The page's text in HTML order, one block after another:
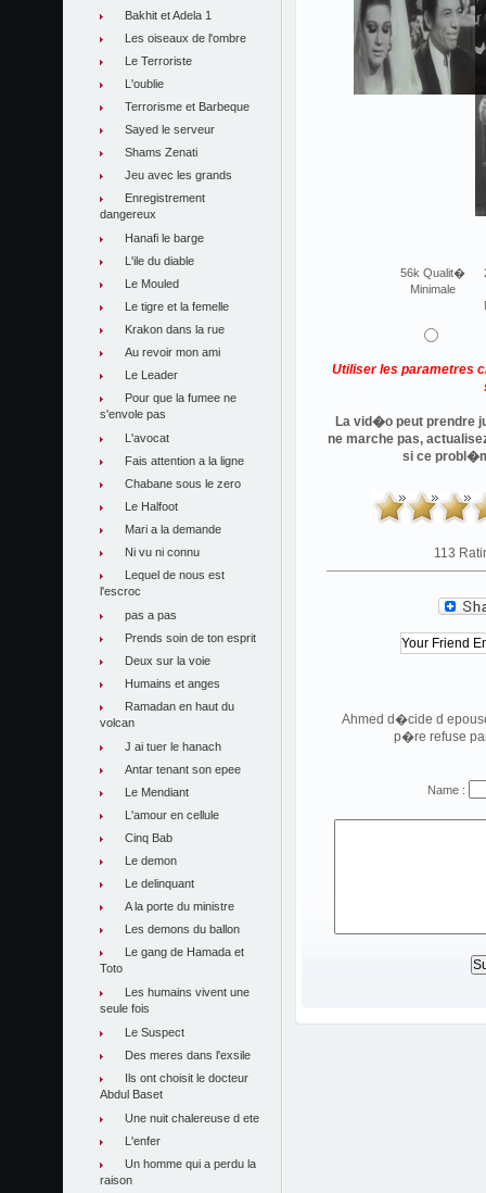
Bakhit et Adela 1
Les oiseaux de l'ombre
Le Terroriste
L'oublie
Terrorisme et Barbeque
Sayed le serveur
Shams Zenati
Jeu avec les grands
Enregistrement
dangereux
Hanafi le barge
L'ile du diable
Le Mouled
Le tigre et la femelle
Krakon dans la rue
Au revoir mon ami
Le Leader
Pour que la fumee ne
s'envole pas
L'avocat
Fais attention a la ligne
Chabane sous le zero
Le Halfoot
Mari a la demande
Ni vu ni connu
Lequel de nous est
l'escroc
pas a pas
Prends soin de ton esprit
Deux sur la voie
Humains et anges
Ramadan en haut du
volcan
J ai tuer le hanach
Antar tenant son epee
Le Mendiant
L'amour en cellule
Cinq Bab
Le demon
Le delinquant
A la porte du ministre
Les demons du ballon
Le gang de Hamada et
Toto
Les humains vivent une
seule fois
Le Suspect
Des meres dans l'exsile
Ils ont choisit le docteur
Abdul Baset
Une nuit chalereuse d ete
L'enfer
Un homme qui a perdu la
raison
56k Qualit�
Minimale
Utiliser les parametres
La vid�o peut prendre
ne marche pas,
si ce
113
Ahmed d�cide d
p�re refuse
Name :